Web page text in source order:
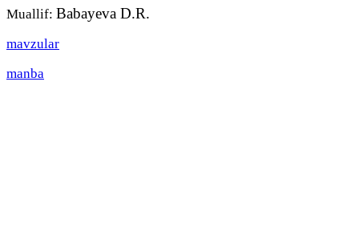
Muallif: Babayeva D.R.
mavzular
manba